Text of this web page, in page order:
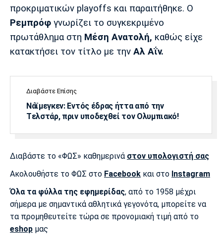
Μάντσεστερ
Σίτι
Γιουβέντους
Ίντερ
Ντόρτμουντ
Ζερμέν
Μονακό
Ερυθρός
Αστέρας
Τότεναμ
προκριματικών playoffs και παραιτήθηκε. Ο
Ρεμπρόφ γνωρίζει το συγκεκριμένο
πρωτάθλημα στη Μέση Ανατολή, καθώς είχε
κατακτήσει τον τίτλο με την Αλ Αΐν.
Διαβάστε Επίσης
Νάϊμεγκεν: Εντός έδρας ήττα από την
Tελστάρ, πριν υποδεχθεί τον Ολυμπιακό!
Διαβάστε το «ΦΩΣ» καθημερινά στον υπολογιστή σας
Ακολουθήστε το ΦΩΣ στο Facebook και στο Instagram
Όλα τα φύλλα της εφημερίδας, από το 1958 μέχρι
σήμερα με σημαντικά αθλητικά γεγονότα, μπορείτε να
τα προμηθευτείτε τώρα σε προνομιακή τιμή από το
eshop μας